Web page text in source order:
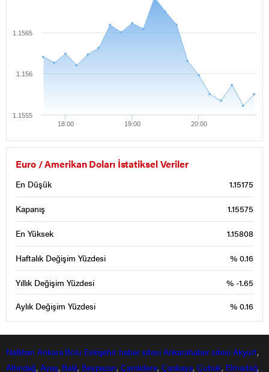
18:00 19:00 20:00
1.1555
1.156
1.1565
Euro / Amerikan Doları İstatiksel Veriler
En Düşük 1.15175
Kapanış 1.15575
En Yüksek 1.15808
Haftalık Değişim Yüzdesi % 0.16
Yıllık Değişim Yüzdesi
% -1.65
Aylık Değişim Yüzdesi
% 0.16
Nallıhan Ankara Bolu Eskişehir haber sitesi Ankarahabersitesi Akyurt,
Altındağ,Ayaş, Balâ, Beypazarı, Çamlıdere, Çankaya, Çubuk, Elmadağ,